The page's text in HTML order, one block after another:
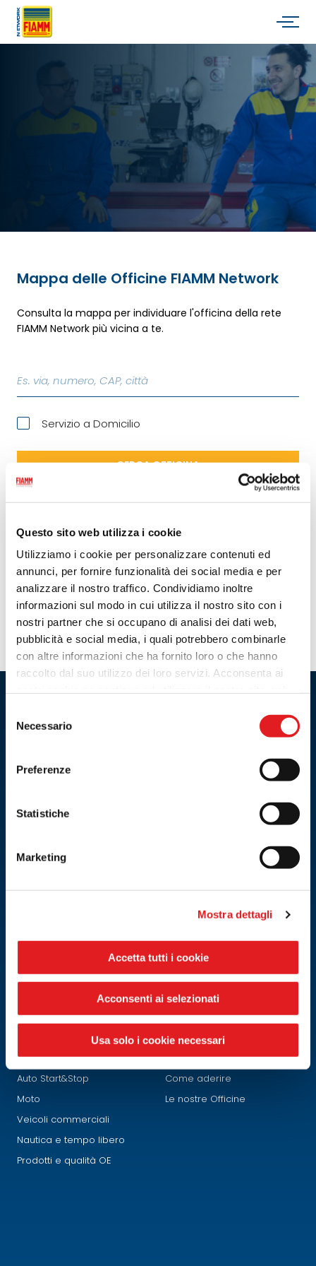
Questo sito web utilizza i cookie
Utilizziamo i cookie per personalizzare contenuti ed
annunci, per fornire funzionalità dei social media e per
analizzare il nostro traffico. Condividiamo inoltre
informazioni sul modo in cui utilizza il nostro sito con i
nostri partner che si occupano di analisi dei dati web,
pubblicità e social media, i quali potrebbero combinarle
con altre informazioni che ha fornito loro o che hanno
raccolto dal suo utilizzo dei loro servizi. Acconsenta ai
delNecessario
Preferenze
Statistiche
Marketing
Mostra dettagli
Accetta tutti i cookie
Acconsenti ai selezionati
Usa solo i cookie necessari
Mappa delle Officine FIAMM Network
Consulta la mappa per individuare l'officina della rete
FIAMM Network più vicina a te.
Es. via, numero, CAP, città
Servizio a Domicilio
CERCA OFFICINA
01
ADANI C. & SNC DI ADANI ENZO E
GIANCARLO
VIA SANDRO PERTINI SNC
67051 AVEZZANO (AQ)
Tel: 0863/35112
OFFICINE
Le nostre officine
Consigli
Officine FIAMM Network
Smaltimento
PRODOTTI
Auto tradizionali
Auto Start&Stop
Moto
Veicoli commerciali
Nautica e tempo libero
Prodotti e qualità OE
FIAMM NETWORK
Chi siamo
Come aderire
Le nostre Officine